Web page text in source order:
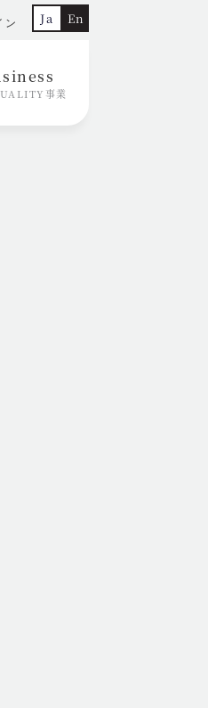
ン
事業
Ja En